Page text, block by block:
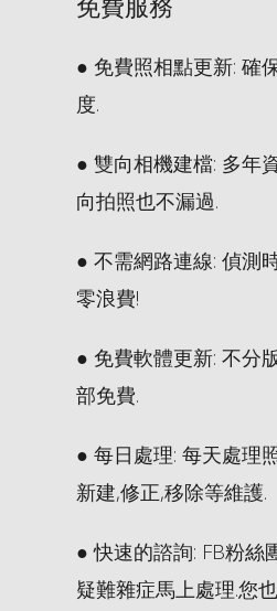
● 免費照相點更新: 確
度.
● 雙向相機建檔: 多年
向拍照也不漏過.
● 不需網路連線: 偵測
零浪費!
● 免費軟體更新: 不分
部免費.
● 每日處理: 每天處理
新建,修正,移除等維護.
● 快速的諮詢: FB粉絲
疑難雜症馬上處理.您